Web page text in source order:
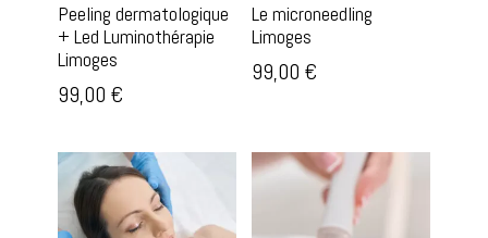
Peeling dermatologique
+ Led Luminothérapie
Limoges
99,00 €
Le microneedling
Limoges
99,00 €